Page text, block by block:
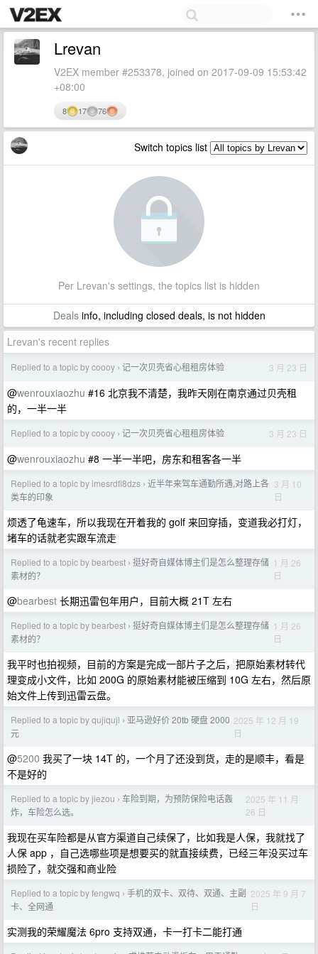
Lrevan
V2EX member #253378, joined on 2017-09-09 15:53:42
+08:00
8 17 76
Switch topics list
Per Lrevan's settings, the topics list is hidden
Dealsinfo, including closed deals, is not hidden
Lrevan's recent replies
Replied to a topic by coooy › 记一次贝壳省心租租房体验 3 月 23 日
@wenrouxiaozhu #16 北京我不清楚，我昨天刚在南京通过贝壳租
的，一半一半
Replied to a topic by coooy › 记一次贝壳省心租租房体验 3 月 23 日
@wenrouxiaozhu #8 一半一半吧，房东和租客各一半
Replied to a topic by imesrdfi8dzs › 近半年来驾车通勤所遇,对路上各
类车的印象
3 月 10
日
烦透了龟速车，所以我现在开着我的 golf 来回穿插，变道我必打灯，
堵车的话就老实跟车流走
Replied to a topic by bearbest › 挺好奇自媒体博主们是怎么整理存储
素材的？
1 月 26
日
@bearbest 长期迅雷包年用户，目前大概 21T 左右
Replied to a topic by bearbest › 挺好奇自媒体博主们是怎么整理存储
素材的？
1 月 26
日
我平时也拍视频，目前的方案是完成一部片子之后，把原始素材转代
理变成小文件，比如 200G 的原始素材能被压缩到 10G 左右，然后原
始文件上传到迅雷云盘。
Replied to a topic by qujiqujl › 亚马逊好价 20tb 硬盘 2000
元
2025 年 12 月 19
日
@5200 我买了一块 14T 的，一个月了还没到货，走的是顺丰，看是
不是好的
Replied to a topic by jiezou › 车险到期，为预防保险电话轰
炸，车险怎么选。
2025 年 11 月
26 日
我现在买车险都是从官方渠道自己续保了，比如我是人保，我就找了
人保 app ，自己选哪些项是想要买的就直接续费，已经三年没买过车
损险了，就交强和商业险
Replied to a topic by fengwq › 手机的双卡、双待、双通、主副
卡、全网通
2025 年 9 月 7
日
实测我的荣耀魔法 6pro 支持双通，卡一打卡二能打通